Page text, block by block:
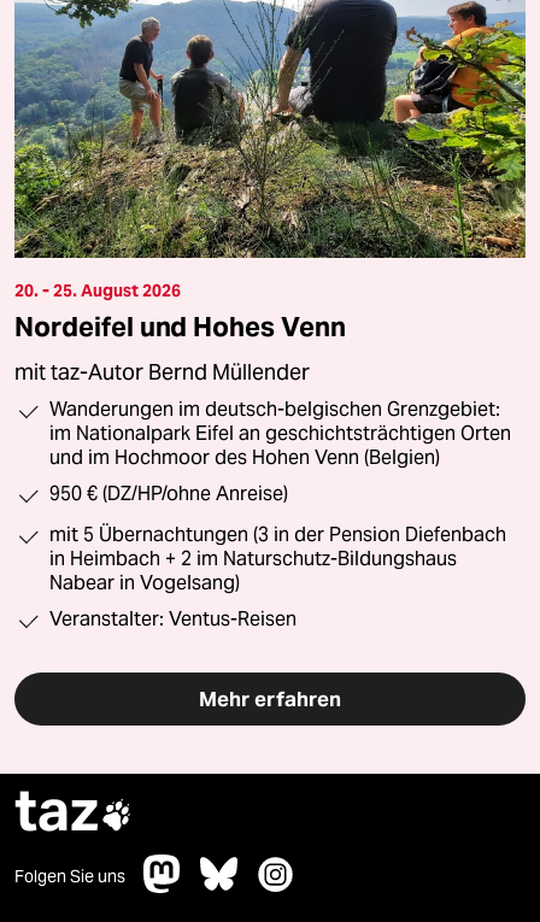
20. - 25. August 2026
Nordeifel und Hohes Venn
mit taz-Autor Bernd Müllender
Wanderungen im deutsch-belgischen Grenzgebiet:
im Nationalpark Eifel an geschichtsträchtigen Orten
und im Hochmoor des Hohen Venn (Belgien)
950 € (DZ/HP/ohne Anreise)
mit 5 Übernachtungen (3 in der Pension Diefenbach
in Heimbach + 2 im Naturschutz-Bildungshaus
Nabear in Vogelsang)
Veranstalter: Ventus-Reisen
Mehr erfahren
taz
Folgen Sie uns